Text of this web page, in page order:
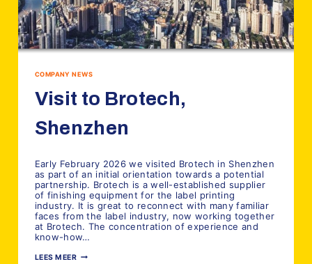
COMPANY NEWS
Visit to Brotech,
Shenzhen
YellowPrint
Early February 2026 we visited Brotech in Shenzhen
as part of an initial orientation towards a potential
partnership. Brotech is a well-established supplier
of finishing equipment for the label printing
industry. It is great to reconnect with many familiar
faces from the label industry, now working together
at Brotech. The concentration of experience and
know-how…
LEES MEERVISIT